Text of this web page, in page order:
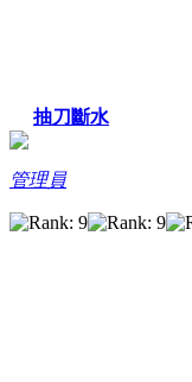
抽刀斷水
管理員